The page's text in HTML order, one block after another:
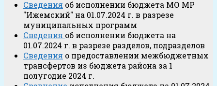
Сведения об исполнении бюджета МО МР
"Ижемский" на 01.07.2024 г. в разрезе
муниципальных программ
Сведения об исполнении бюджета на
01.07.2024 г. в разрезе разделов, подразделов
Сведения о предоставлении межбюджетных
трансфертов из бюджета района за 1
полугодие 2024 г.